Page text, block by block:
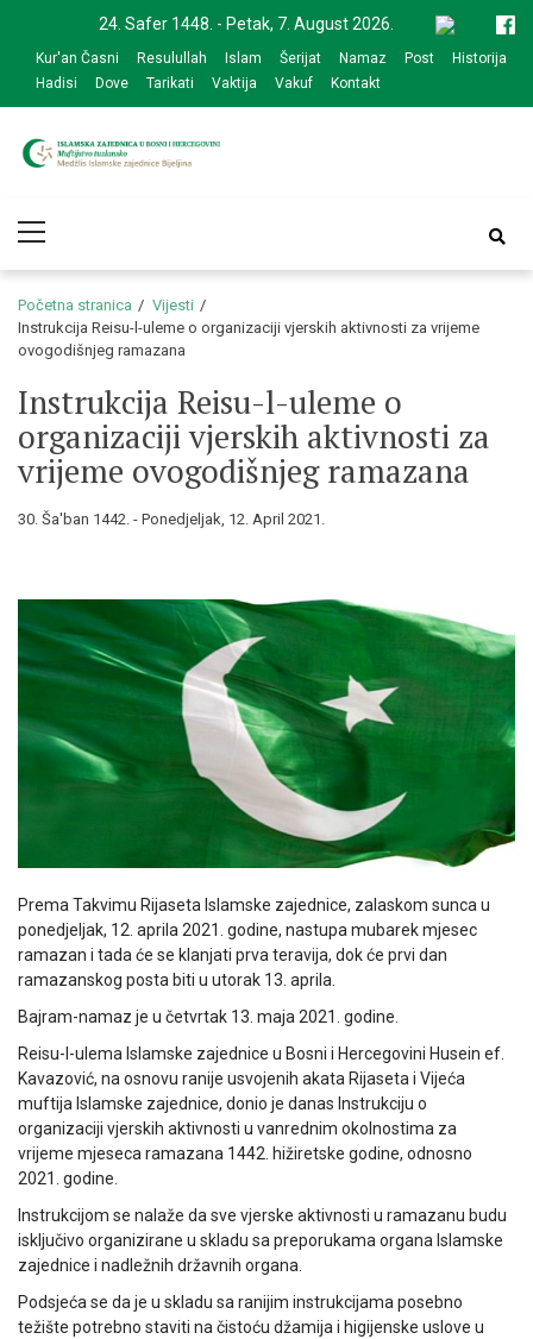
navigation
content
24. Safer 1448. - Petak, 7. August 2026.
Kur'an Časni Resulullah Islam Šerijat Namaz Post
Historija
Hadisi
Dove Tarikati Vaktija Vakuf Kontakt
zajednice Bijeljina
Menu
Početna stranica
Vijesti
Instrukcija Reisu-l-uleme o organizaciji vjerskih aktivnosti za vrijeme
ovogodišnjeg ramazana
Instrukcija Reisu-l-uleme o
organizaciji vjerskih aktivnosti za
vrijeme ovogodišnjeg ramazana
30. Ša'ban 1442. - Ponedjeljak, 12. April 2021.
Prema Takvimu Rijaseta Islamske zajednice, zalaskom sunca u
ponedjeljak, 12. aprila 2021. godine, nastupa mubarek mjesec
ramazan i tada će se klanjati prva teravija, dok će prvi dan
ramazanskog posta biti u utorak 13. aprila.
Bajram-namaz je u četvrtak 13. maja 2021. godine.
Reisu-l-ulema Islamske zajednice u Bosni i Hercegovini Husein ef.
Kavazović, na osnovu ranije usvojenih akata Rijaseta i Vijeća
muftija Islamske zajednice, donio je danas Instrukciju o
organizaciji vjerskih aktivnosti u vanrednim okolnostima za
vrijeme mjeseca ramazana 1442. hižiretske godine, odnosno
2021. godine.
Instrukcijom se nalaže da sve vjerske aktivnosti u ramazanu budu
isključivo organizirane u skladu sa preporukama organa Islamske
zajednice i nadležnih državnih organa.
Podsjeća se da je u skladu sa ranijim instrukcijama posebno
težište potrebno staviti na čistoću džamija i higijenske uslove u